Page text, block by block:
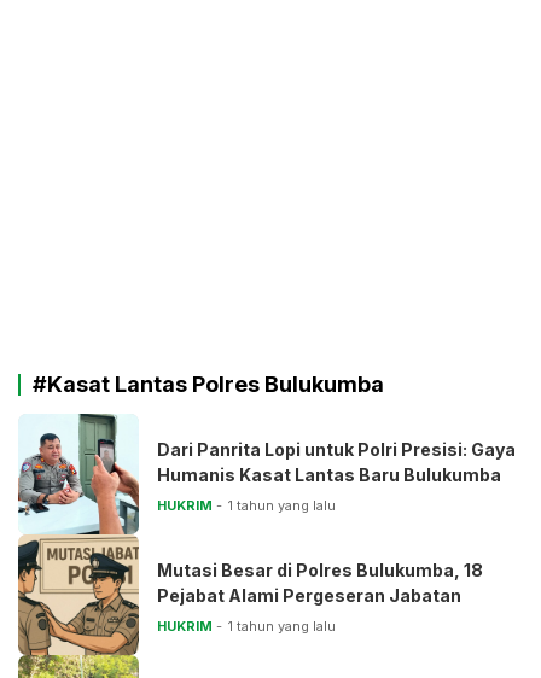
#Kasat Lantas Polres Bulukumba
Dari Panrita Lopi untuk Polri Presisi: Gaya
Humanis Kasat Lantas Baru Bulukumba
HUKRIM 1 tahun yang lalu
Mutasi Besar di Polres Bulukumba, 18
Pejabat Alami Pergeseran Jabatan
HUKRIM 1 tahun yang lalu